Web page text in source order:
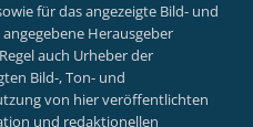
für das angezeigte Bild- und
Herausgeber
auch Urheber der
Bild-, Ton- und
von hier veröffentlichten
und redaktionellen